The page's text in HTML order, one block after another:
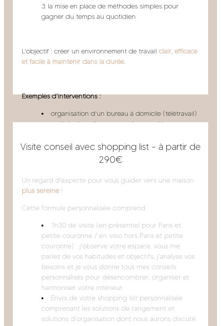
la mise en place de méthodes simples pour
gagner du temps au quotidien
L'objectif : créer un environnement de travail clair, efficace
et facile à maintenir dans la durée.
Exemples d'interventions :
organisation d'un bureau à domicile (télétravail)
optimisation d'un espace de coworking ou
tri et structuration des documents
mise en place d'une méthode d'organisation
Visite conseil avec shopping list - à partir de
290€
Un regard d'experte pour vous guider vers une maison
plus sereine !
Cette formule personnalisée comprend :
1h30 de visite (en présentiel pour Paris et
petite couronne / en visio hors Paris et petite
couronne) : j'observe votre espace, vous me
parlez de vos habitudes et objectifs, j'analyse vos
besoins et je vous donne tous mes conseils
personnalisés pour désencombrer, organiser et
harmoniser votre intérieur.
Envoi de votre shopping list personnalisée
comprenant les solutions de rangement et
solutions d'organisation dont nous aurons discuté